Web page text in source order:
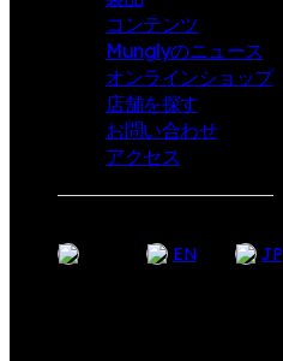
コンテンツ
Munglyのニュース
オンラインショップ
店舗を探す
お問い合わせ
アクセス
EN JP